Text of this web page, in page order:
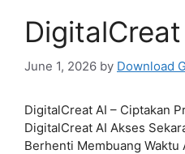
DigitalCreat
June 1, 2026 by Download
DigitalCreat AI – Ciptakan
DigitalCreat AI Akses
Berhenti Membuang